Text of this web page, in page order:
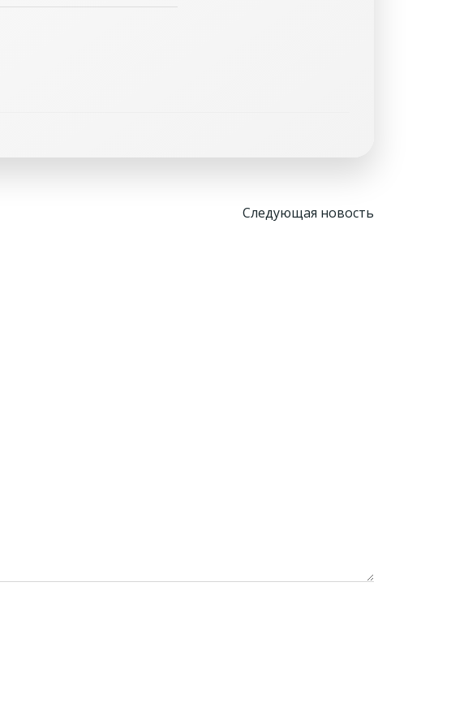
Навигация
Следующая новость